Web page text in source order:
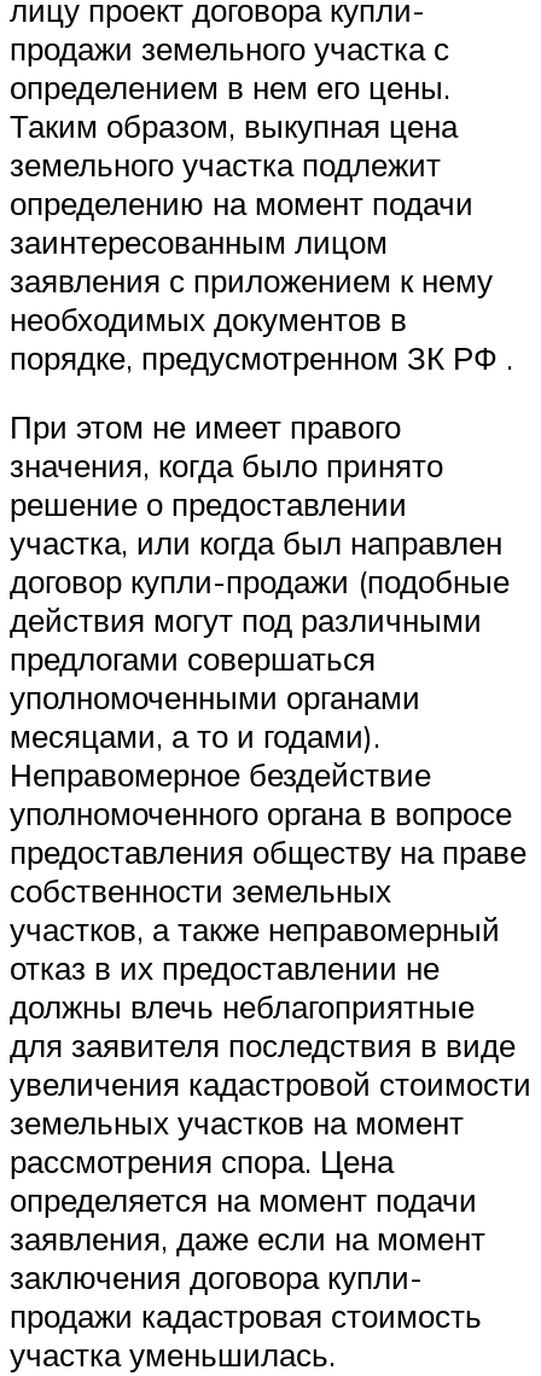
лицу проект договора купли-
продажи земельного участка с
определением в нем его цены.
Таким образом, выкупная цена
земельного участка подлежит
определению на момент подачи
заинтересованным лицом
заявления с приложением к нему
необходимых документов в
порядке, предусмотренном ЗК РФ .
При этом не имеет правого
значения, когда было принято
решение о предоставлении
участка, или когда был направлен
договор купли-продажи (подобные
действия могут под различными
предлогами совершаться
уполномоченными органами
месяцами, а то и годами).
Неправомерное бездействие
уполномоченного органа в вопросе
предоставления обществу на праве
собственности земельных
участков, а также неправомерный
отказ в их предоставлении не
должны влечь неблагоприятные
для заявителя последствия в виде
увеличения кадастровой стоимости
земельных участков на момент
рассмотрения спора. Цена
определяется на момент подачи
заявления, даже если на момент
заключения договора купли-
продажи кадастровая стоимость
участка уменьшилась.